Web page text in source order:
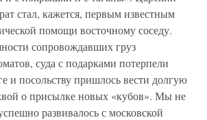
стал, кажется, первым известным
помощи восточному соседу.
сопровождавших груз
суда с подарками потерпели
и посольству пришлось вести долгую
о присылке новых «кубов». Мы не
развивалось с московской